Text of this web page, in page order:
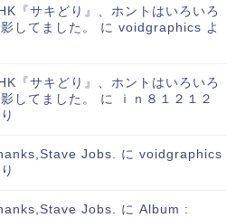
『サキどり』、ホントはいろいろ
してました。
に voidgraphics よ
『サキどり』、ホントはいろいろ
してました。
に
ｉｎ８１２１２
Jobs. に voidgraphics
Jobs. に Album :